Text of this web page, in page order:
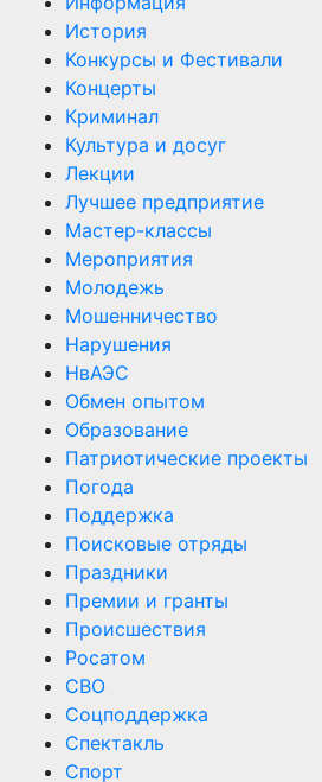
История
Конкурсы и Фестивали
Концерты
Криминал
Культура и досуг
Лекции
Лучшее предприятие
Мастер-классы
Мероприятия
Молодежь
Мошенничество
Нарушения
НвАЭС
Обмен опытом
Образование
Патриотические проекты
Погода
Поддержка
Поисковые отряды
Праздники
Премии и гранты
Происшествия
Росатом
СВО
Соцподдержка
Спектакль
Спорт